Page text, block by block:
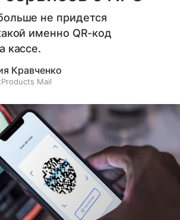
не придется
именно QR-код
кассе.
Кравченко
Mail